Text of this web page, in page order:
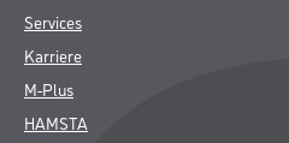
Services
Karriere
M-Plus
HAMSTA